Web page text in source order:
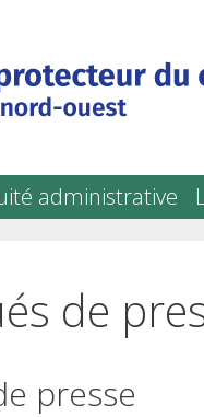
administrative
de
presse